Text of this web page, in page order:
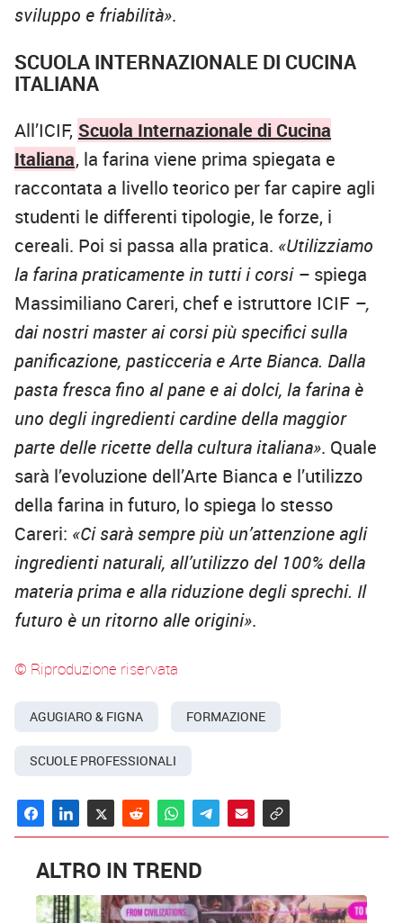
sviluppo e friabilità».
SCUOLA INTERNAZIONALE DI CUCINA
ITALIANA
All’ICIF, Scuola Internazionale di Cucina
Italiana, la farina viene prima spiegata e
raccontata a livello teorico per far capire agli
studenti le differenti tipologie, le forze, i
cereali. Poi si passa alla pratica. «Utilizziamo
la farina praticamente in tutti i corsi – spiega
Massimiliano Careri, chef e istruttore ICIF –,
dai nostri master ai corsi più specifici sulla
panificazione, pasticceria e Arte Bianca. Dalla
pasta fresca fino al pane e ai dolci, la farina è
uno degli ingredienti cardine della maggior
parte delle ricette della cultura italiana». Quale
sarà l’evoluzione dell’Arte Bianca e l’utilizzo
della farina in futuro, lo spiega lo stesso
Careri: «Ci sarà sempre più un’attenzione agli
ingredienti naturali, all’utilizzo del 100% della
materia prima e alla riduzione degli sprechi. Il
futuro è un ritorno alle origini».
© Riproduzione riservata
AGUGIARO & FIGNA FORMAZIONE
SCUOLE PROFESSIONALI
ALTRO IN TREND